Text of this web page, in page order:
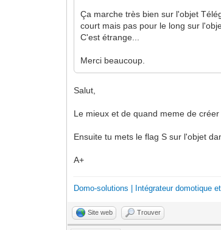
Ça marche très bien sur l'objet
court mais pas pour le long sur
C'est étrange...
Merci beaucoup.
Salut,
Le mieux et de quand meme de
Ensuite tu mets le flag S sur l'objet
A+
Domo-solutions | Intégrateur domotique
Site web Trouver